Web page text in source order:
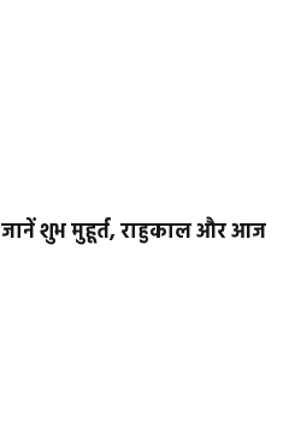
जानें शुभ मुहूर्त, राहुकाल और आज